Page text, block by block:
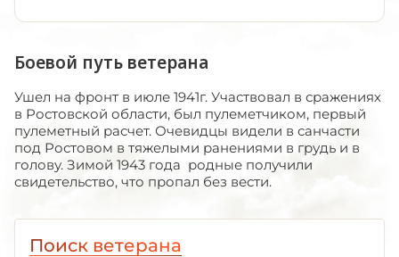
Боевой путь ветерана
Ушел на фронт в июле 1941г. Участвовал в сражениях
в Ростовской области, был пулеметчиком, первый
пулеметный расчет. Очевидцы видели в санчасти
под Ростовом в тяжелыми ранениями в грудь и в
голову. Зимой 1943 года родные получили
свидетельство, что пропал без вести.
Поиск ветерана